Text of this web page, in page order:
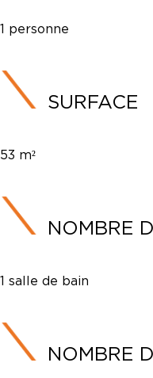
1 personne
SURFACE
53 m²
NOMBRE
1 salle de bain
NOMBRE